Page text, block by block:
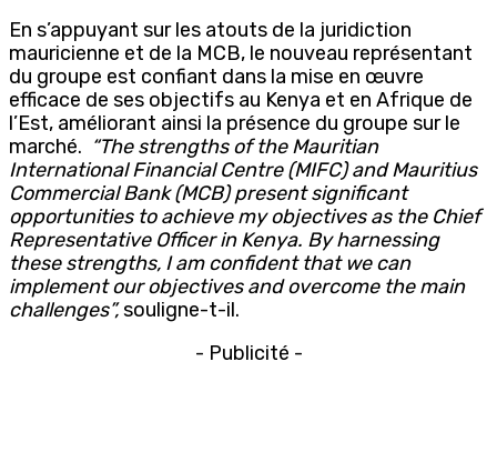
En s’appuyant sur les atouts de la juridiction
mauricienne et de la MCB, le nouveau représentant
du groupe est confiant dans la mise en œuvre
efficace de ses objectifs au Kenya et en Afrique de
l’Est, améliorant ainsi la présence du groupe sur le
marché. “The strengths of the Mauritian
International Financial Centre (MIFC) and Mauritius
Commercial Bank (MCB) present significant
opportunities to achieve my objectives as the Chief
Representative Officer in Kenya. By harnessing
these strengths, I am confident that we can
implement our objectives and overcome the main
challenges”,souligne-t-il.
- Publicité -